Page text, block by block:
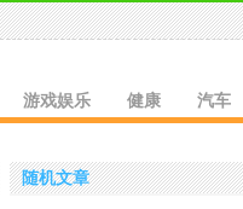
游戏娱乐 健康 汽车
随机文章